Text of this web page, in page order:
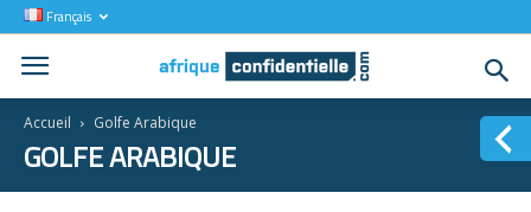
Français
Accueil Golfe Arabique
GOLFE ARABIQUE